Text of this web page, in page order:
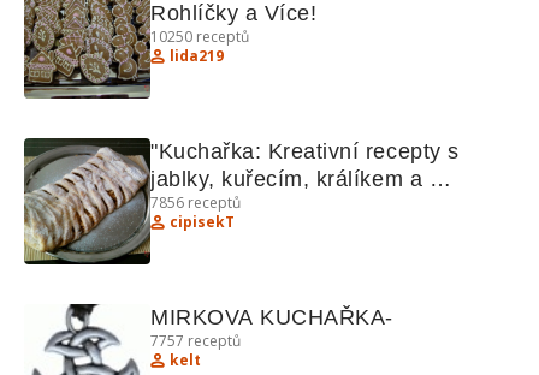
Rohlíčky a Více!
10250 receptů
lida219
"Kuchařka: Kreativní recepty s
jablky, kuřecím, králíkem a
bochánky"
7856 receptů
cipisekT
MIRKOVA KUCHAŘKA-
7757 receptů
kelt